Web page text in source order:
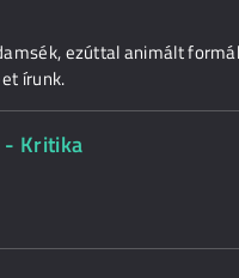
ezúttal animált
írunk.
- Kritika